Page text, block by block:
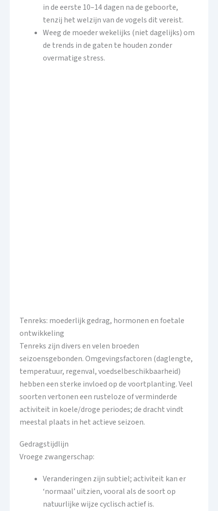
in de eerste 10–14 dagen na de geboorte,
tenzij het welzijn van de vogels dit vereist.
Weeg de moeder wekelijks (niet dagelijks) om
de trends in de gaten te houden zonder
overmatige stress.
Tenreks: moederlijk gedrag, hormonen en foetale
ontwikkeling
Tenreks zijn divers en velen broeden
seizoensgebonden. Omgevingsfactoren (daglengte,
temperatuur, regenval, voedselbeschikbaarheid)
hebben een sterke invloed op de voortplanting. Veel
soorten vertonen een rusteloze of verminderde
activiteit in koele/droge periodes; de dracht vindt
meestal plaats in het actieve seizoen.
Gedragstijdlijn
Vroege zwangerschap:
Veranderingen zijn subtiel; activiteit kan er
‘normaal’ uitzien, vooral als de soort op
natuurlijke wijze cyclisch actief is.